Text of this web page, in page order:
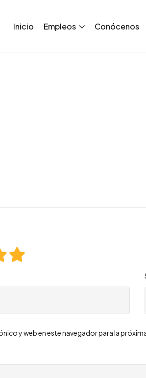
Inicio Empleos Conócenos
y web en este navegador para la